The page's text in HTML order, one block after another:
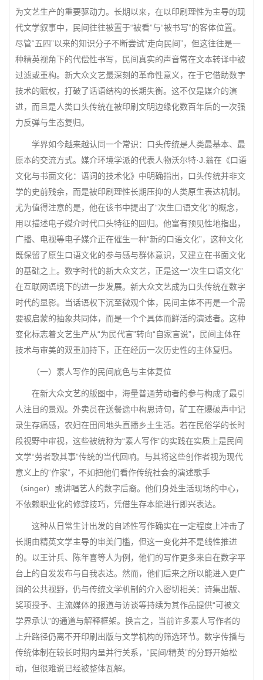
为文艺生产的重要驱动力。长期以来，在以印刷理性为主导的现
代文学叙事中，民间往往被置于“被看”与“被书写”的客体位置。
尽管“五四”以来的知识分子不断尝试“走向民间”，但这往往是一
种精英视角下的代偿性书写，民间真实的声音常在文本转译中被
过滤或重构。新大众文艺最深刻的革命性意义，在于它借助数字
技术的赋权，打破了话语结构的长期失衡。这不仅是媒介的演
进，而且是人类口头传统在被印刷文明边缘化数百年后的一次强
力反弹与生态复归。
学界如今越来越认同一个常识：口头传统是人类最基本、最
原本的交流方式。媒介环境学派的代表人物沃尔特·J.翁在《口语
文化与书面文化：语词的技术化》中明确指出，口头传统并非文
学的史前残余，而是被印刷理性长期压抑的人类原生表达机制。
尤为值得注意的是，他在该书中提出了“次生口语文化”的概念，
用以描述电子媒介时代口头特征的回归。他富有预见性地指出，
广播、电视等电子媒介正在催生一种“新的口语文化”，这种文化
既保留了原生口语文化的参与感与群体意识，又建立在书面文化
的基础之上。数字时代的新大众文艺，正是这一“次生口语文化”
在互联网语境下的进一步发展。新大众文艺成为口头传统在数字
时代的显影。当话语权下沉至微观个体，民间主体不再是一个需
要被启蒙的抽象共同体，而是一个个具体而鲜活的演述者。这种
变化标志着文艺生产从“为民代言”转向“自家言说”，民间主体在
技术与审美的双重加持下，正在经历一次历史性的主体复归。
（一）素人写作的民间底色与主体复位
在新大众文艺的版图中，海量普通劳动者的参与构成了最引
人注目的景观。外卖员在送餐途中构思诗句，矿工在爆破声中记
录生存痛感，农妇在田间地头直播乡土生活。若在民俗学的长时
段视野中审视，这些被统称为“素人写作”的实践在实质上是民间
文学“劳者歌其事”传统的当代回响。与其将这些创作者视为现代
意义上的“作家”，不如把他们看作传统社会的演述歌手
（singer）或讲唱艺人的数字后裔。他们身处生活现场的中心，
不依赖职业化的修辞技巧，凭借生存本能进行即兴表达。
这种从日常生计出发的自述性写作确实在一定程度上冲击了
长期由精英文学主导的审美门槛，但这一变化并不是线性推进
的。以王计兵、陈年喜等人为例，他们的写作更多来自在数字平
台上的自发发布与自我表达。然而，他们后来之所以能进入更广
阔的公共视野，仍与传统文学机制的介入密切相关：诗集出版、
奖项授予、主流媒体的报道与访谈等持续为其作品提供“可被文
学界承认”的通道与解释框架。换言之，当前许多素人写作者的
上升路径仍离不开印刷出版与文学机构的筛选环节。数字传播与
传统体制在较长时期内呈并行关系，“民间/精英”的分野开始松
动，但很难说已经被整体瓦解。